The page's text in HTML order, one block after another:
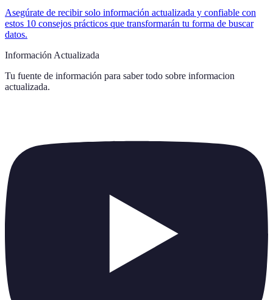
Asegúrate de recibir solo información actualizada y confiable con
estos 10 consejos prácticos que transformarán tu forma de buscar
datos.
Información Actualizada
Tu fuente de información para saber todo sobre informacion
actualizada.